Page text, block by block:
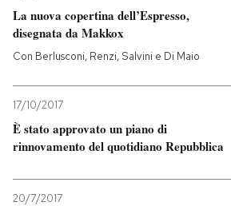
La nuova copertina dell’Espresso,
disegnata da Makkox
Con Berlusconi, Renzi, Salvini e Di Maio
17/10/2017
È stato approvato un piano di
rinnovamento del quotidiano Repubblica
20/7/2017